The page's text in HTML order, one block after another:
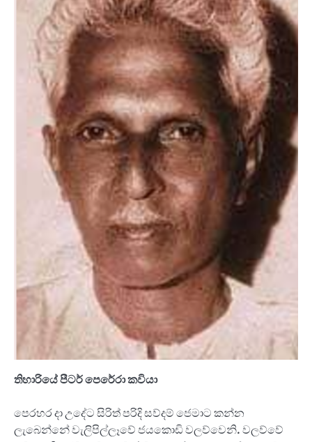
තිහාරියේ පීටර් පෙරේරා කවියා
පෙරහර දා උදේට සිරිත් පරිදි සව්දම් ජෙමාට කන්න
ලැබෙන්නේ වැලිපිල්ලෑවේ ජයකොඩි වලව්වෙනි. වලව්වේ